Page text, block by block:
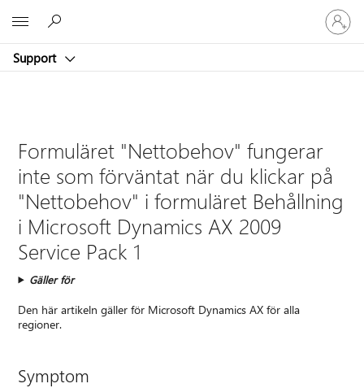
Support
Logga
in
på
konto
Formuläret "Nettobehov" fungerar
inte som förväntat när du klickar på
"Nettobehov" i formuläret Behållning
i Microsoft Dynamics AX 2009
Service Pack 1
Gäller för
Den här artikeln gäller för Microsoft Dynamics AX för alla
regioner.
Symptom